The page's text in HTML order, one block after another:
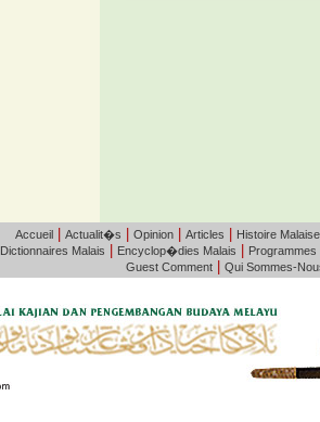
Accueil| Actualit�s Opinion| Articles Histoire Malaise
Dictionnaires Malais Encyclop�dies Malais Programmes
Guest Comment Qui Sommes-